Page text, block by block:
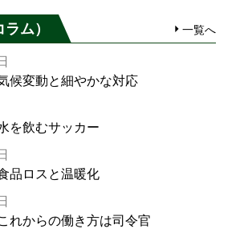
ム） 一覧へ
候変動と細やかな対応
を飲むサッカー
品ロスと温暖化
れからの働き方は司令官